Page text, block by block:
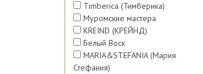
Timberica (Тимберика)
Муромские мастера
KREIND (КРЕЙНД)
Белый Воск
MARIA&STEFANIA (Мария
Стефания)